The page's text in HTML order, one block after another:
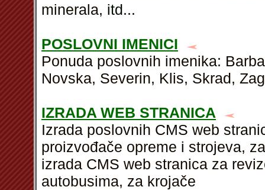
minerala, itd...
POSLOVNI IMENICI
Ponuda poslovnih imenika:
Novska, Severin, Klis, Skrad,
IZRADA WEB STRANICA
Izrada poslovnih CMS web
proizvođače opreme i strojeva,
izrada CMS web stranica za
autobusima, za krojače